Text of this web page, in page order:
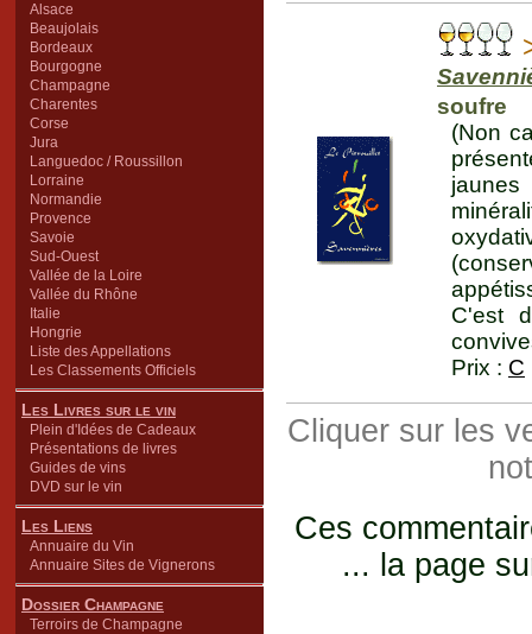
Alsace
Beaujolais
Bordeaux
Bourgogne
Champagne
Charentes
Corse
Jura
Languedoc / Roussillon
Lorraine
Normandie
Provence
Savoie
Sud-Ouest
Vallée de la Loire
Vallée du Rhône
Italie
Hongrie
Liste des Appellations
Les Classements Officiels
Les Livres sur le vin
Plein d'Idées de Cadeaux
Présentations de livres
Guides de vins
DVD sur le vin
Les Liens
Annuaire du Vin
Annuaire Sites de Vignerons
Dossier Champagne
Terroirs de Champagne
soufre
(Non
C'est
Prix : C
Cliquer sur les
Ces
... la page